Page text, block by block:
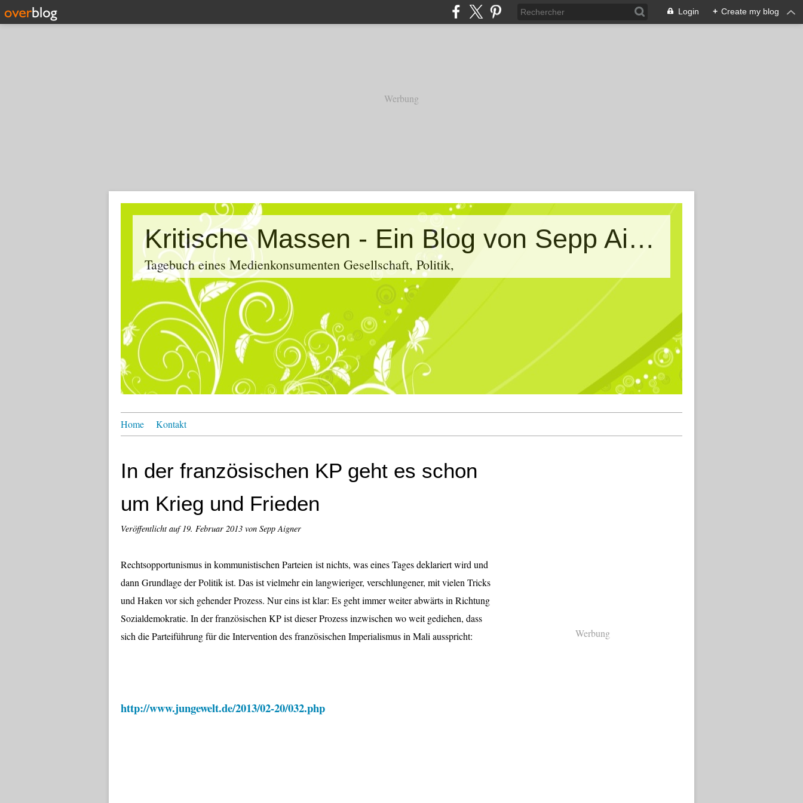
Login + Create my blog
Werbung
Kritische Massen - Ein Blog von Sepp Aigner
Tagebuch eines Medienkonsumenten Gesellschaft, Politik,
Home Kontakt
In der französischen KP geht es schon
um Krieg und Frieden
Veröffentlicht auf19. Februar 2013 von Sepp Aigner
Rechtsopportunismus in kommunistischen Parteien ist nichts, was eines Tages deklariert wird und
dann Grundlage der Politik ist. Das ist vielmehr ein langwieriger, verschlungener, mit vielen Tricks
und Haken vor sich gehender Prozess. Nur eins ist klar: Es geht immer weiter abwärts in Richtung
Sozialdemokratie. In der französischen KP ist dieser Prozess inzwischen wo weit gediehen, dass
sich die Parteiführung für die Intervention des französischen Imperialismus in Mali ausspricht:
http://www.jungewelt.de/2013/02-20/032.php
Werbung